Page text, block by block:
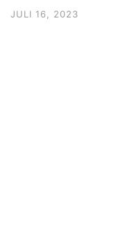
JULI 16, 2023